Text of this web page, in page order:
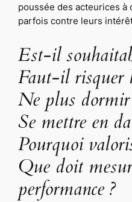
poussée des acteurices
parfois contre leurs
Est-il
Faut-il risquer
Ne plus dormir
Se mettre en
Pourquoi
Que doit
performance ?